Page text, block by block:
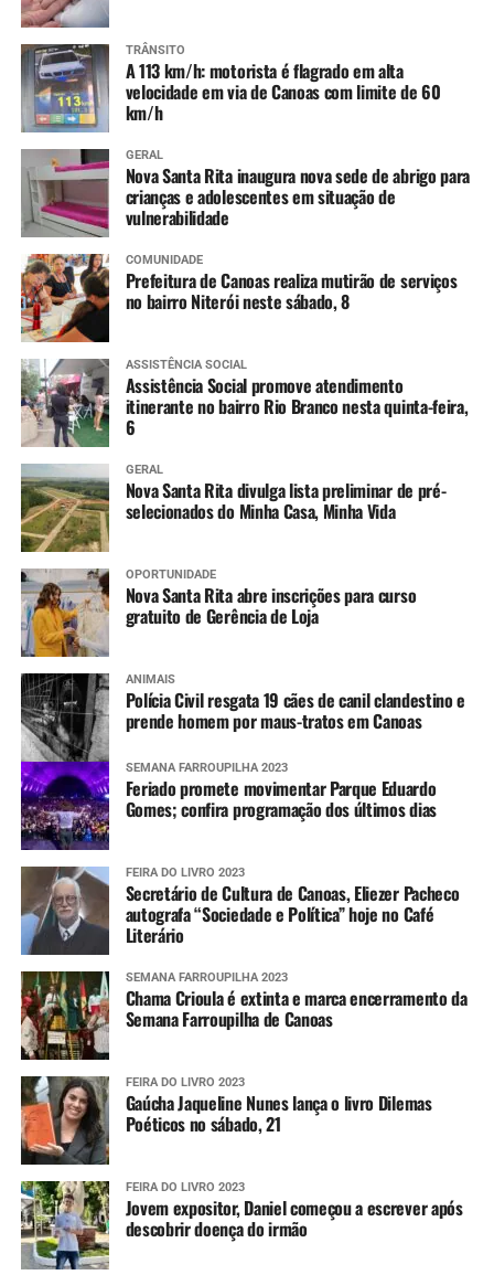
TRÂNSITO
A 113 km/h: motorista é flagrado em alta
velocidade em via de Canoas com limite de 60
km/h
GERAL
Nova Santa Rita inaugura nova sede de abrigo para
crianças e adolescentes em situação de
vulnerabilidade
COMUNIDADE
Prefeitura de Canoas realiza mutirão de serviços
no bairro Niterói neste sábado, 8
ASSISTÊNCIA SOCIAL
Assistência Social promove atendimento
itinerante no bairro Rio Branco nesta quinta-feira,
6
GERAL
Nova Santa Rita divulga lista preliminar de pré-
selecionados do Minha Casa, Minha Vida
OPORTUNIDADE
Nova Santa Rita abre inscrições para curso
gratuito de Gerência de Loja
ANIMAIS
Polícia Civil resgata 19 cães de canil clandestino e
prende homem por maus-tratos em Canoas
SEMANA FARROUPILHA 2023
Feriado promete movimentar Parque Eduardo
Gomes; confira programação dos últimos dias
FEIRA DO LIVRO 2023
Secretário de Cultura de Canoas, Eliezer Pacheco
autografa “Sociedade e Política” hoje no Café
Literário
SEMANA FARROUPILHA 2023
Chama Crioula é extinta e marca encerramento da
Semana Farroupilha de Canoas
FEIRA DO LIVRO 2023
Gaúcha Jaqueline Nunes lança o livro Dilemas
Poéticos no sábado, 21
FEIRA DO LIVRO 2023
Jovem expositor, Daniel começou a escrever após
descobrir doença do irmão